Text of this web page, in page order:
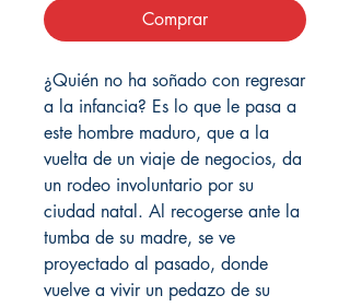
Comprar
¿Quién no ha soñado con regresar
a la infancia? Es lo que le pasa a
este hombre maduro, que a la
vuelta de un viaje de negocios, da
un rodeo involuntario por su
ciudad natal. Al recogerse ante la
tumba de su madre, se ve
proyectado al pasado, donde
vuelve a vivir un pedazo de su